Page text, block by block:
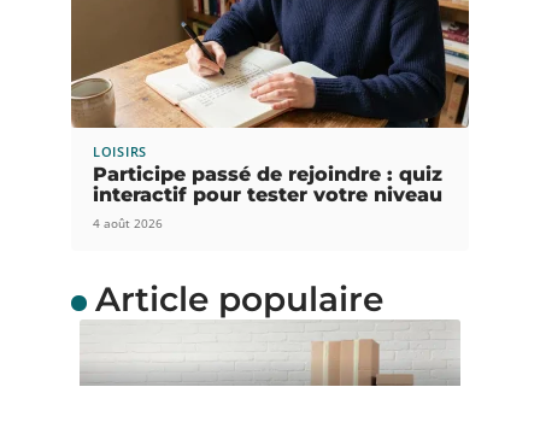
LOISIRS
Participe passé de rejoindre : quiz
interactif pour tester votre niveau
4 août 2026
Article populaire
ACTUS